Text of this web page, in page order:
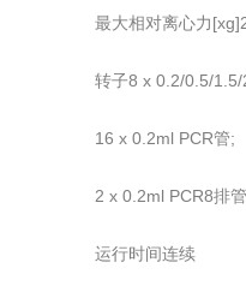
最大相对离心力
转子8 x 0.2/0.5/
16 x 0.2ml PCR管;
2 x 0.2ml PCR8排管
运行时间连续